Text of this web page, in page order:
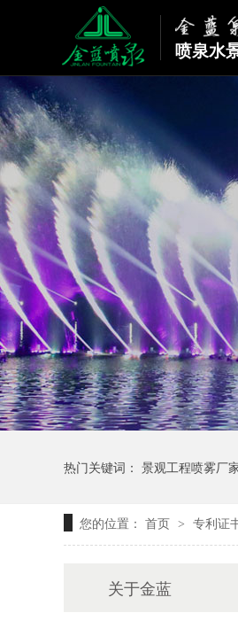
喷泉水
热门关键词： 景观工程喷雾厂
您的位置： 首页 > 专利证
关于金蓝